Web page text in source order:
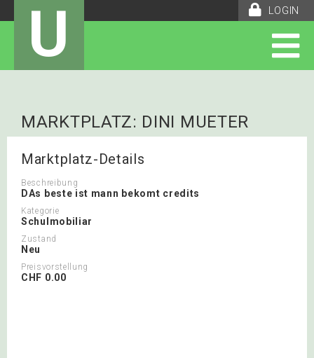
LOGIN
U
MARKTPLATZ: DINI MUETER
Marktplatz-Details
Beschreibung
DAs beste ist mann bekomt credits
Kategorie
Schulmobiliar
Zustand
Neu
Preisvorstellung
CHF 0.00